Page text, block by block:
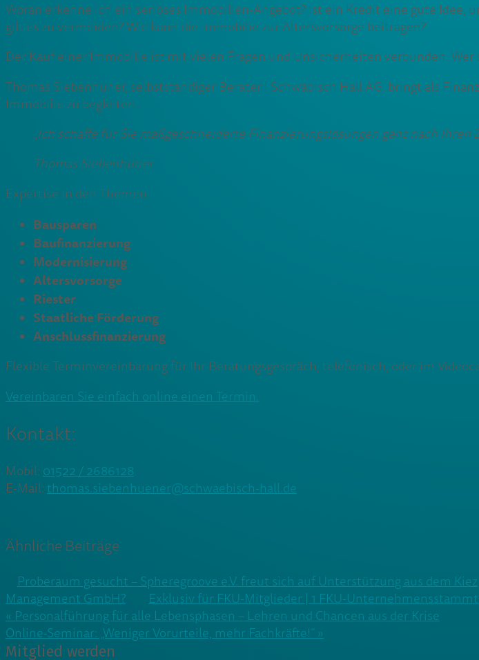
Woran erkenne ich ein seriöses Immobilien-Angebot? Ist ein Kredit eine gute
gilt es zu vermeiden? Wie kann die Immobilie zur Altersvorsorge beitragen?
Der Kauf einer Immobilie ist mit vielen Fragen und Unsicherheiten verbunden.
Thomas Siebenhüner, selbstständiger Berater | Schwäbisch Hall AG, bringt als
Immobilie zu begleiten.
„Ich schaffe für Sie maßgeschneiderte Finanzierungslösungen ganz nach Ihren
Thomas Siebenhüner
Expertise in den Themen
Bausparen
Baufinanzierung
Modernisierung
Altersvorsorge
Riester
Staatliche Förderung
Anschlussfinanzierung
Flexible Terminvereinbarung für Ihr Beratungsgespräch, telefonisch, oder im
Vereinbaren Sie einfach online einen Termin.
Kontakt:
Mobil: 01522 / 2686128
E-Mail: thomas.siebenhuener@schwaebisch-hall.de
Ähnliche Beiträge
Proberaum gesucht – Spheregroove e.V. freut sich auf Unterstützung aus dem Kiez
Management GmbH?
Exklusiv für FKU-Mitglieder | 1 FKU-
Beitragsnavigation
« Personalführung für alle Lebensphasen – Lehren und Chancen aus der Krise
Online-Seminar: „Weniger Vorurteile, mehr Fachkräfte!“ »
Mitglied werden